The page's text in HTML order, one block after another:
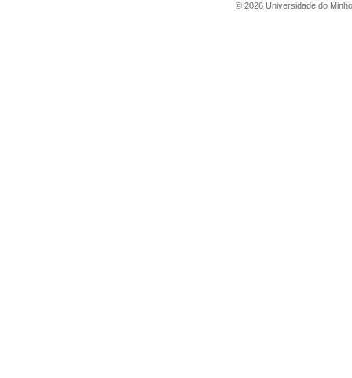
© 2026 Universidade do Minho